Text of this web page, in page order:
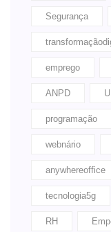
Segurança
emprego
ANPD
programação
webnário
anywhereoffice
tecnologia5g
RH